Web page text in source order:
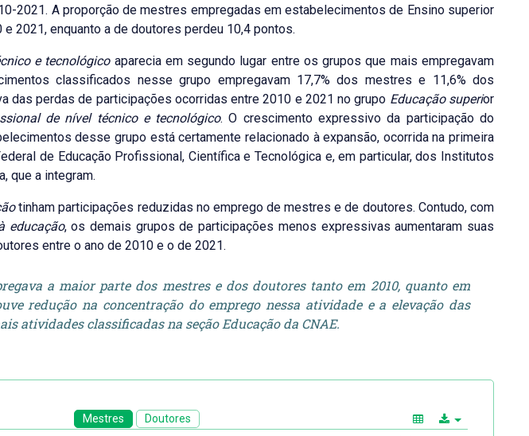
2021. A proporção de mestres empregadas em estabelecimentos de Ensino superior
2021, enquanto a de doutores perdeu 10,4 pontos.
e tecnológicoaparecia em segundo lugar entre os grupos que mais empregavam
classificados nesse grupo empregavam 17,7% dos mestres e 11,6% dos
das perdas de participações ocorridas entre 2010 e 2021 no grupo Educação superior
de nível técnico e tecnológico. O crescimento expressivo da participação do
desse grupo está certamente relacionado à expansão, ocorrida na primeira
de Educação Profissional, Científica e Tecnológica e, em particular, dos Institutos
que a integram.
tinham participações reduzidas no emprego de mestres e de doutores. Contudo, com
educação, os demais grupos de participações menos expressivas aumentaram suas
entre o ano de 2010 e o de 2021.
a maior parte dos mestres e dos doutores tanto em 2010, quanto em
redução na concentração do emprego nessa atividade e a elevação das
atividades classificadas na seção Educação da CNAE.
Mestres Doutores